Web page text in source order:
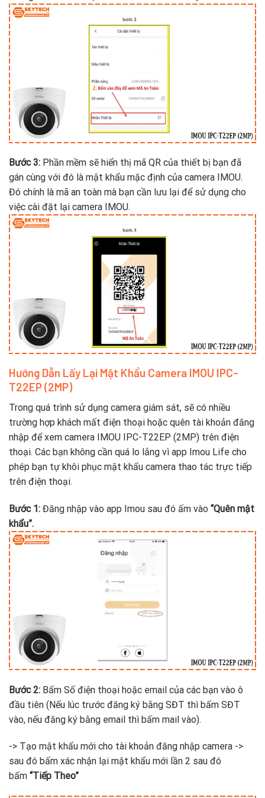
Bước 3: Phần mềm sẽ hiển thị mã QR của thiết bị bạn đã
gán cùng với đó là mật khẩu mặc định của camera IMOU.
Đó chính là mã an toàn mà bạn cần lưu lại để sử dụng cho
việc cài đặt lại camera IMOU.
Hướng Dẫn Lấy Lại Mật Khẩu Camera IMOU IPC-
T22EP (2MP)
Trong quá trình sử dụng camera giám sát, sẽ có nhiều
trường hợp khách mất điện thoại hoặc quên tài khoản đăng
nhập để xem camera IMOU IPC-T22EP (2MP) trên điện
thoại. Các bạn không cần quá lo lắng vì app Imou Life cho
phép bạn tự khôi phục mật khẩu camera thao tác trực tiếp
trên điện thoại.
Bước 1: Đăng nhập vào app Imou sau đó ấm vào “Quên mật
khẩu”.
Bước 2: Bấm Số điện thoại hoặc email của các bạn vào ô
đầu tiên (Nếu lúc trước đăng ký bằng SĐT thì bấm SĐT
vào, nếu đăng ký bằng email thì bấm mail vào).
-> Tạo mật khẩu mới cho tài khoản đăng nhập camera ->
sau đó bấm xác nhận lại mật khẩu mới lần 2 sau đó
bấm “Tiếp Theo”